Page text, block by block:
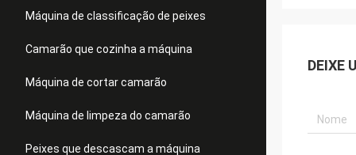
Máquina de classificação de peixes
Camarão que cozinha a máquina
Máquina de cortar camarão
Máquina de limpeza do camarão
Peixes que descascam a máquina
DEIXE